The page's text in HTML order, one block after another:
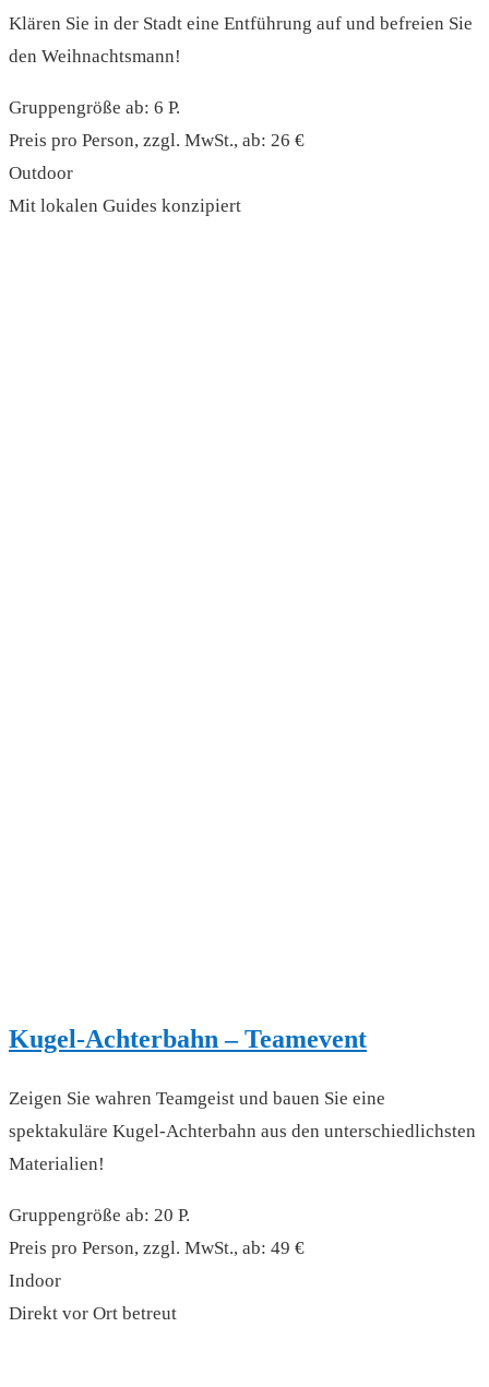
Klären Sie in der Stadt eine Entführung auf und befreien Sie
den Weihnachtsmann!
Gruppengröße ab: 6 P.
Preis pro Person, zzgl. MwSt., ab: 26 €
Outdoor
Mit lokalen Guides konzipiert
Kugel-Achterbahn – Teamevent
Zeigen Sie wahren Teamgeist und bauen Sie eine
spektakuläre Kugel-Achterbahn aus den unterschiedlichsten
Materialien!
Gruppengröße ab: 20 P.
Preis pro Person, zzgl. MwSt., ab: 49 €
Indoor
Direkt vor Ort betreut